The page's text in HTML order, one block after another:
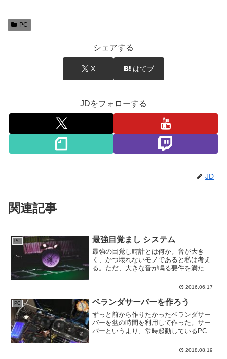
PC
シェアする
X はてブ
JDをフォローする
JD
関連記事
PC 最強目覚まし システム
最強の目覚し時計とは何か。音が大き
く、かつ壊れないモノであると私は考え
る。ただ、大きな音が鳴る要件を満たす
る。しかし、片手で持てるサイズの時計
歯が立たない。つまりぶっ壊...
2016.06.17
PC ベランダサーバーを作ろう
ずっと前から作りたかったベランダサー
バーを盆の時間を利用して作った。サー
バーというより、常時起動しているPCを
2018.08.19